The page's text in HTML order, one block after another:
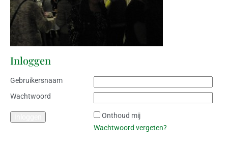
Inloggen
Gebruikersnaam
Wachtwoord
Onthoud mij
Wachtwoord vergeten?